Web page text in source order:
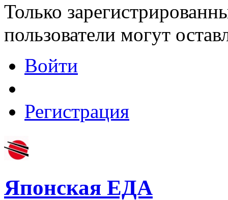
Только
пользователи могут
Войти
Регистрация
Японская ЕДА